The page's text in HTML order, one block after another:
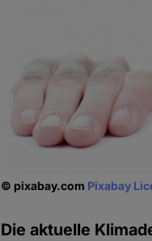
© pixabay.com Pixabay
Die aktuelle